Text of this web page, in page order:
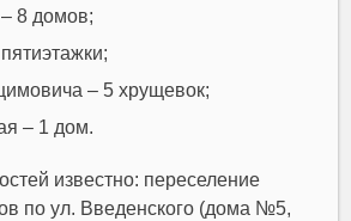
8 домов;
– 5 хрущевок;
– 1 дом.
известно: переселение
по ул. Введенского (дома №5,